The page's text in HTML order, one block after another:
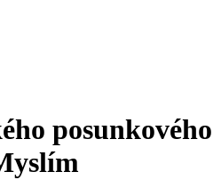
posunkového